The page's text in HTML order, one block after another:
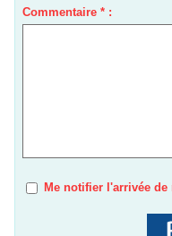
Commentaire * :
Me notifier l'arrivée